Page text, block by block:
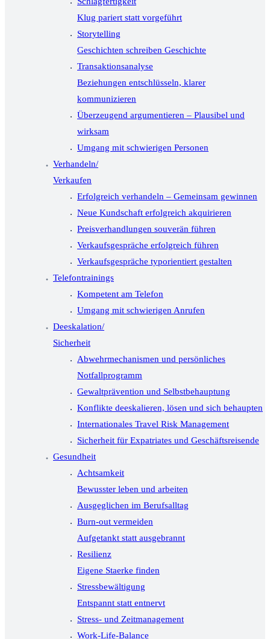
Klug pariert statt vorgeführt
Storytelling
Geschichten schreiben Geschichte
Transaktionsanalyse
Beziehungen entschlüsseln, klarer
kommunizieren
Überzeugend argumentieren – Plausibel und
wirksam
Umgang mit schwierigen Personen
Verhandeln/
Verkaufen
Erfolgreich verhandeln – Gemeinsam gewinnen
Neue Kundschaft erfolgreich akquirieren
Preisverhandlungen souverän führen
Verkaufsgespräche erfolgreich führen
Verkaufsgespräche typorientiert gestalten
Telefontrainings
Kompetent am Telefon
Umgang mit schwierigen Anrufen
Deeskalation/
Sicherheit
Abwehrmechanismen und persönliches
Notfallprogramm
Gewaltprävention und Selbstbehauptung
Konflikte deeskalieren, lösen und sich behaupten
Internationales Travel Risk Management
Sicherheit für Expatriates und Geschäftsreisende
Gesundheit
Achtsamkeit
Bewusster leben und arbeiten
Ausgeglichen im Berufsalltag
Burn-out vermeiden
Aufgetankt statt ausgebrannt
Resilienz
Eigene Staerke finden
Stressbewältigung
Entspannt statt entnervt
Stress- und Zeitmanagement
Work-Life-Balance